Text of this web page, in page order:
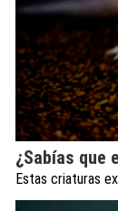
¿Sabías que
Estas criaturas